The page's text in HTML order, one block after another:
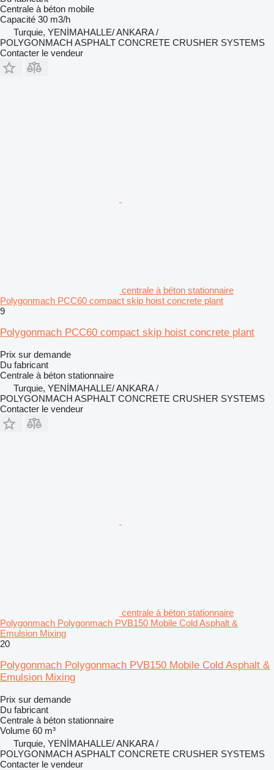
Centrale à béton mobile
Capacité 30 m3/h
Turquie, YENİMAHALLE/ ANKARA /
POLYGONMACH ASPHALT CONCRETE CRUSHER SYSTEMS
Contacter le vendeur
centrale à béton stationnaire
Polygonmach PCC60 compact skip hoist concrete plant
9
Polygonmach PCC60 compact skip hoist concrete plant
Prix sur demande
Du fabricant
Centrale à béton stationnaire
Turquie, YENİMAHALLE/ ANKARA /
POLYGONMACH ASPHALT CONCRETE CRUSHER SYSTEMS
Contacter le vendeur
centrale à béton stationnaire
Polygonmach Polygonmach PVB150 Mobile Cold Asphalt &
Emulsion Mixing
20
Polygonmach Polygonmach PVB150 Mobile Cold Asphalt &
Emulsion Mixing
Prix sur demande
Du fabricant
Centrale à béton stationnaire
Volume 60 m³
Turquie, YENİMAHALLE/ ANKARA /
POLYGONMACH ASPHALT CONCRETE CRUSHER SYSTEMS
Contacter le vendeur